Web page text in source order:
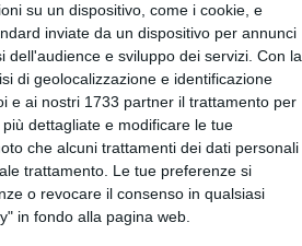
su un dispositivo, come i cookie, e
inviate da un dispositivo per annunci
e sviluppo dei servizi. Con la
di geolocalizzazione e identificazione
e ai nostri 1733 partner il trattamento per
dettagliate e modificare le tue
che alcuni trattamenti dei dati personali
trattamento. Le tue preferenze si
o revocare il consenso in qualsiasi
in fondo alla pagina web.
di
due